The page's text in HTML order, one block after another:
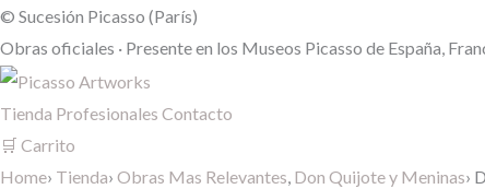
© Sucesión Picasso (París)
Obras oficiales · Presente en los Museos Picasso de España,
Tienda Profesionales Contacto
🛒 Carrito
Home› Tienda› Obras Mas Relevantes, Don Quijote y Meninas›
Rango
de
precios:
desde
hasta